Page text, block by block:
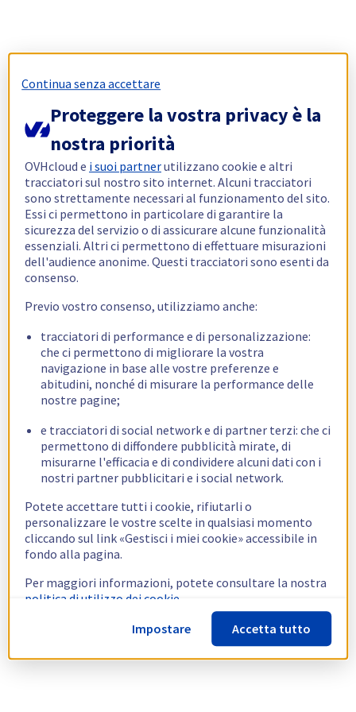
Continua senza accettare
Proteggere la vostra privacy è la
nostra priorità
OVHcloud e i suoi partnerutilizzano cookie e altri
tracciatori sul nostro sito internet. Alcuni tracciatori
sono strettamente necessari al funzionamento del sito.
Essi ci permettono in particolare di garantire la
sicurezza del servizio o di assicurare alcune funzionalità
essenziali. Altri ci permettono di effettuare misurazioni
dell'audience anonime. Questi tracciatori sono esenti da
consenso.
Previo vostro consenso, utilizziamo anche:
tracciatori di performance e di personalizzazione:
che ci permettono di migliorare la vostra
navigazione in base alle vostre preferenze e
abitudini, nonché di misurare la performance delle
nostre pagine;
e tracciatori di social network e di partner terzi: che ci
permettono di diffondere pubblicità mirate, di
misurarne l'efficacia e di condividere alcuni dati con i
nostri partner pubblicitari e i social network.
Potete accettare tutti i cookie, rifiutarli o
personalizzare le vostre scelte in qualsiasi momento
cliccando sul link «Gestisci i miei cookie» accessibile in
fondo alla pagina.
Per maggiori informazioni, potete consultare la nostra
politica di utilizzo dei cookie.
Impostare
Accetta tutto